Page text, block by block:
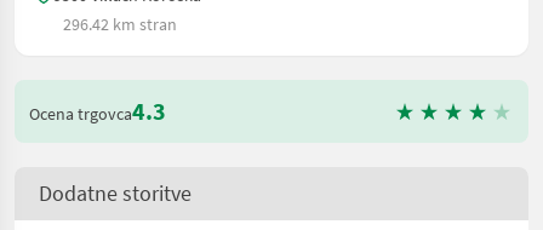
296.42 km stran
Ocena trgovca4.3
Dodatne storitve